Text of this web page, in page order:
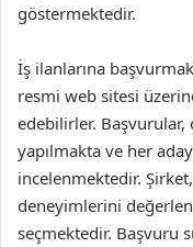
göstermektedir.
İş ilanlarına
resmi web sitesi
edebilirler.
yapılmakta ve her
incelenmektedir.
deneyimlerini
seçmektedir. Başvuru